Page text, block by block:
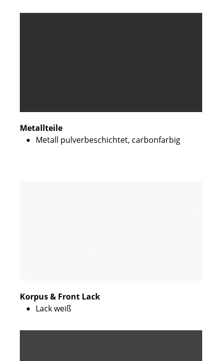
Metallteile
Metall pulverbeschichtet, carbonfarbig
Korpus & Front Lack
Lack weiß